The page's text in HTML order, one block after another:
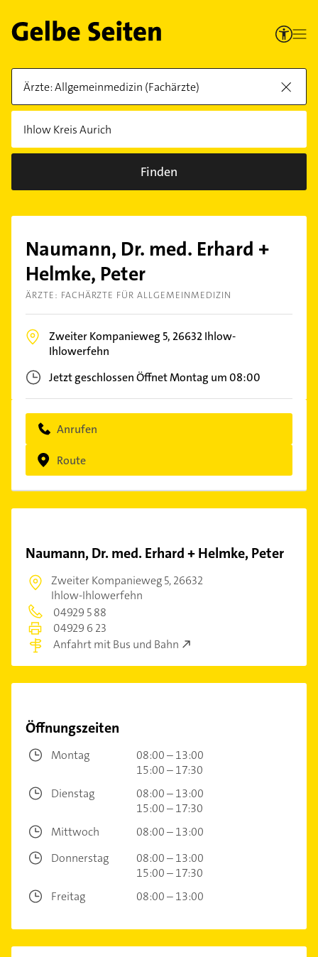
Finden
Naumann, Dr. med. Erhard +
Helmke, Peter
ÄRZTE: FACHÄRZTE FÜR ALLGEMEINMEDIZIN
Zweiter Kompanieweg 5, 26632Ihlow-
Ihlowerfehn
Jetzt geschlossenÖffnet Montag um 08:00
Anrufen
Route
Naumann, Dr. med. Erhard + Helmke, Peter
Zweiter Kompanieweg 5,26632
Ihlow-Ihlowerfehn
04929 5 88
04929 6 23
Anfahrt mit Bus und Bahn
Öffnungszeiten
Montag
08:00 – 13:00
15:00 – 17:30
Dienstag
08:00 – 13:00
15:00 – 17:30
Mittwoch
08:00 – 13:00
Donnerstag
08:00 – 13:00
15:00 – 17:30
Freitag
08:00 – 13:00